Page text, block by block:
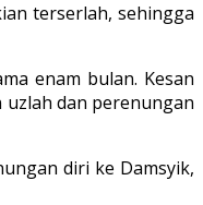
terserlah, sehingga
enam bulan. Kesan
uzlah dan perenungan
diri ke Damsyik,